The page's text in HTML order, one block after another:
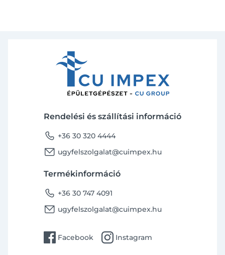
Rendelési és szállítási információ
phone +36 30 320 4444
email ugyfelszolgalat@cuimpex.hu
Termékinformáció
phone +36 30 747 4091
email ugyfelszolgalat@cuimpex.hu
facebook Facebook instagram Instagram